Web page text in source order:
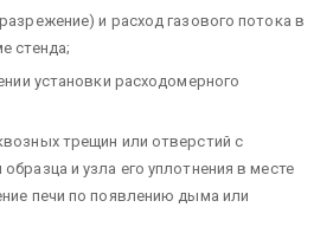
и расход газового потока в
стенда;
установки расходомерного
трещин или отверстий с
и узла его уплотнения в месте
печи по появлению дыма или